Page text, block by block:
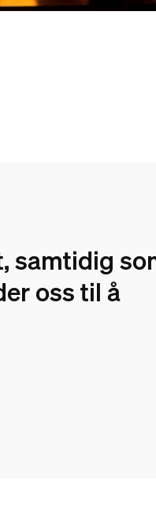
samtidig
oss til å